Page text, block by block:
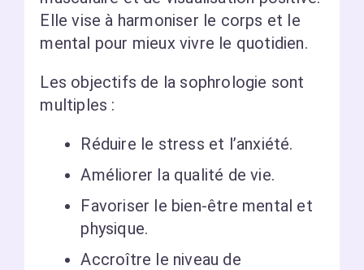
Elle vise à harmoniser le corps et le
mental pour mieux vivre le quotidien.
Les objectifs de la sophrologie sont
multiples :
Réduire le stress et l’anxiété.
Améliorer la qualité de vie.
Favoriser le bien-être mental et
physique.
Accroître le niveau de